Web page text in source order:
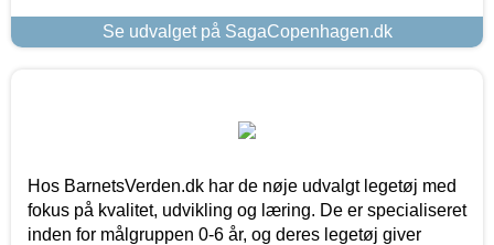
Se udvalget på SagaCopenhagen.dk
Hos BarnetsVerden.dk har de nøje udvalgt legetøj med
fokus på kvalitet, udvikling og læring. De er specialiseret
inden for målgruppen 0-6 år, og deres legetøj giver